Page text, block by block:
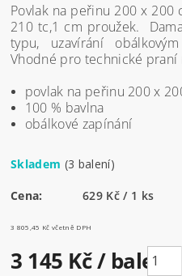
Povlak na peřinu 200 x 200
210 tc,1 cm proužek.
typu, uzavírání
Vhodné pro technické praní
povlak na peřinu 200 x
100 % bavlna
obálkové zapínání
Skladem (3 balení)
Cena: 629 Kč / 1 ks
3 805,45 Kč včetně DPH
3 145 Kč/ balení